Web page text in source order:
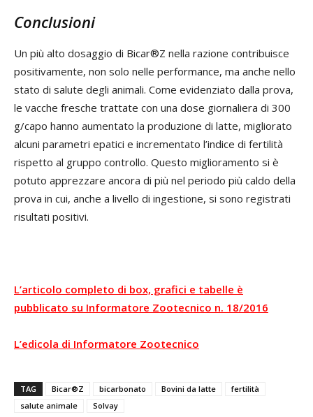
Conclusioni
Un più alto dosaggio di Bicar®Z nella razione contribuisce
positivamente, non solo nelle performance, ma anche nello
stato di salute degli animali. Come evidenziato dalla prova,
le vacche fresche trattate con una dose giornaliera di 300
g/capo hanno aumentato la produzione di latte, migliorato
alcuni parametri epatici e incrementato l’indice di fertilità
rispetto al gruppo controllo. Questo miglioramento si è
potuto apprezzare ancora di più nel periodo più caldo della
prova in cui, anche a livello di ingestione, si sono registrati
risultati positivi.
L’articolo completo di box, grafici e tabelle è
pubblicato su Informatore Zootecnico n. 18/2016
L’edicola di Informatore Zootecnico
TAG Bicar®Z bicarbonato Bovini da latte
fertilità
salute animale
Solvay